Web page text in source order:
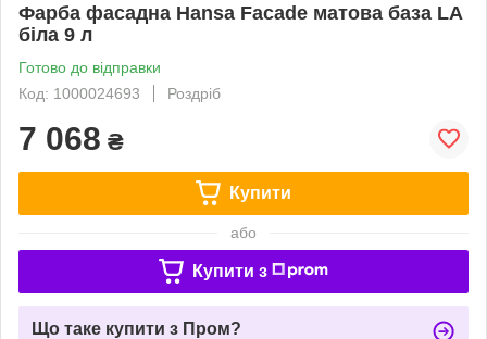
Фарба фасадна Hansa Facade матова база LА
біла 9 л
Готово до відправки
Код: 1000024693
Роздріб
7 068 ₴
Купити
або
Купити з
Що таке купити з Пром?